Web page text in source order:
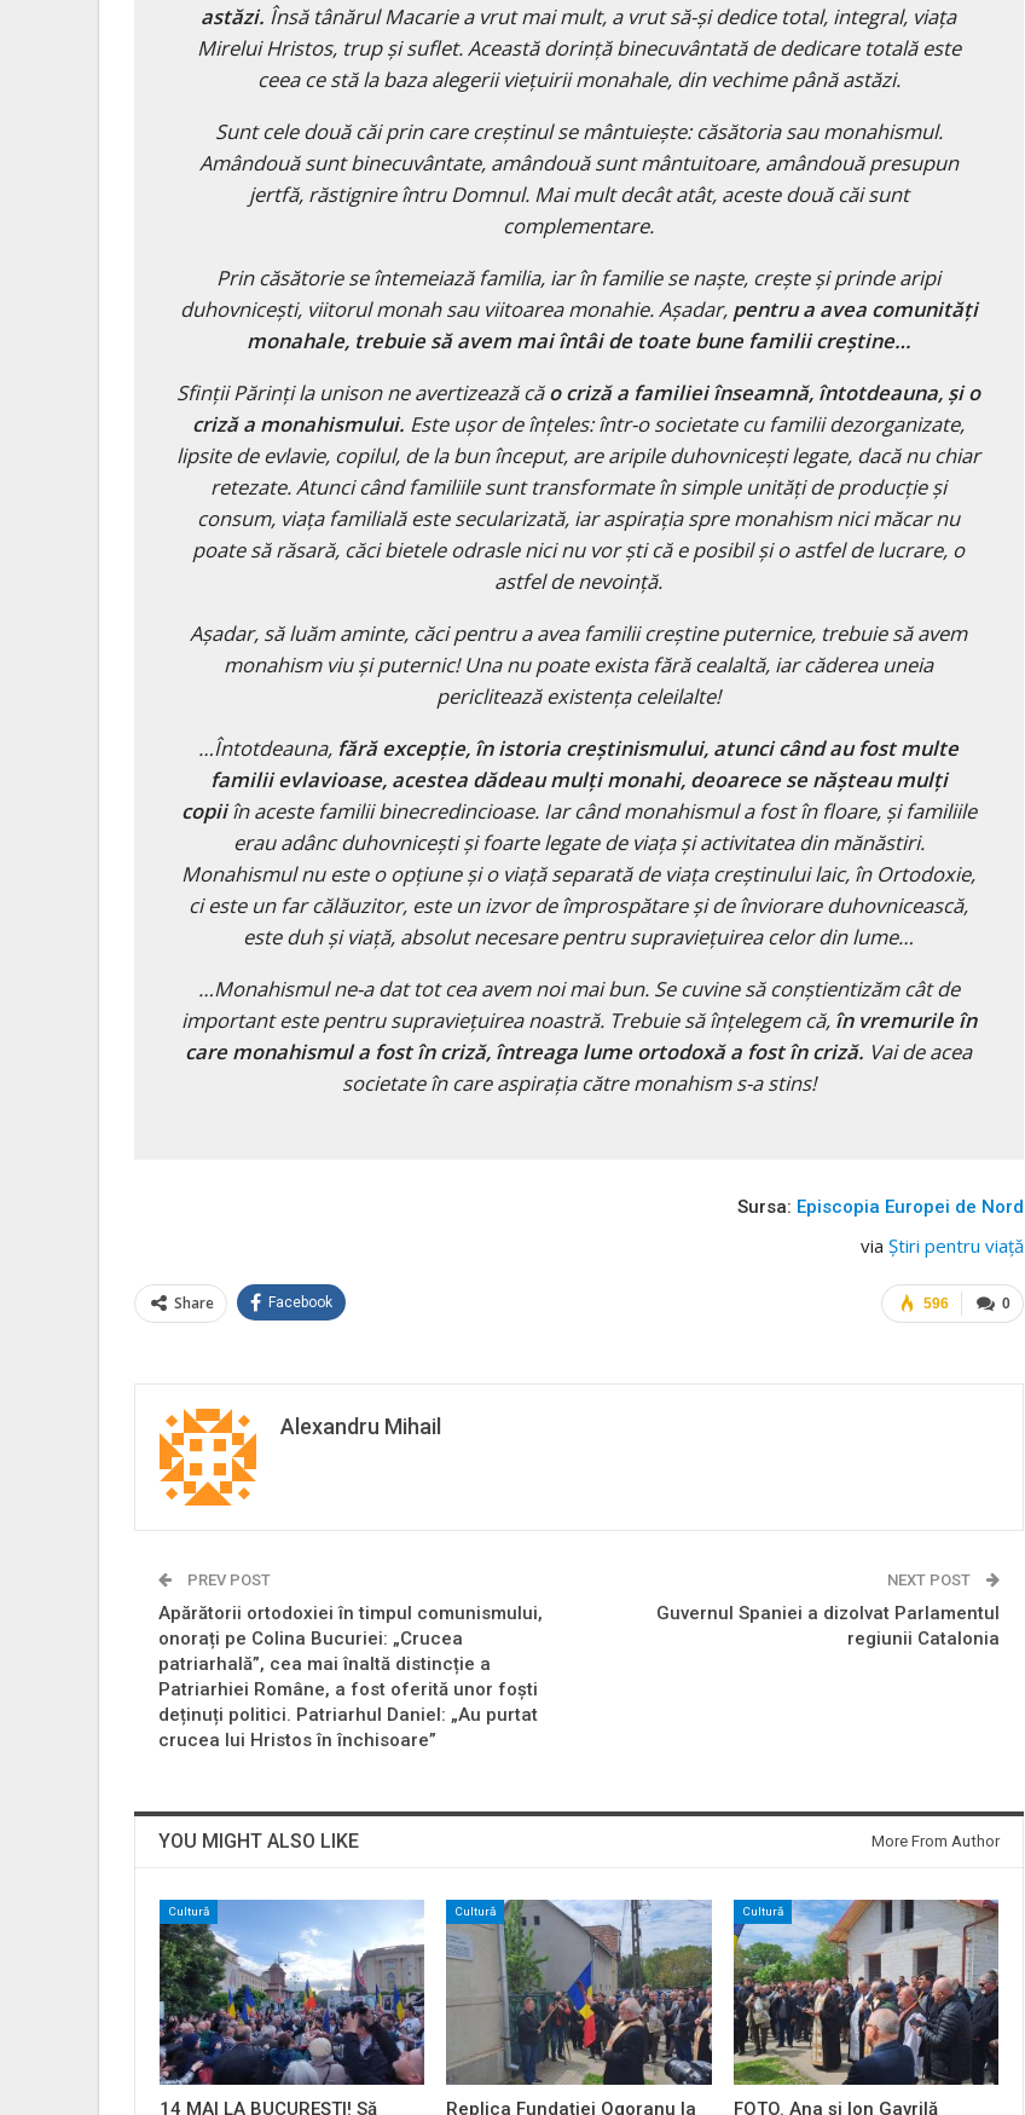
astăzi. Însă tânărul Macarie a vrut mai mult, a vrut să-și dedice total, integral, viața
Mirelui Hristos, trup și suflet. Această dorință binecuvântată de dedicare totală este
ceea ce stă la baza alegerii viețuirii monahale, din vechime până astăzi.
Sunt cele două căi prin care creștinul se mântuiește: căsătoria sau monahismul.
Amândouă sunt binecuvântate, amândouă sunt mântuitoare, amândouă presupun
jertfă, răstignire întru Domnul. Mai mult decât atât, aceste două căi sunt
complementare.
Prin căsătorie se întemeiază familia, iar în familie se naște, crește și prinde aripi
duhovnicești, viitorul monah sau viitoarea monahie. Așadar, pentru a avea comunități
monahale, trebuie să avem mai întâi de toate bune familii creștine…
Sfinții Părinți la unison ne avertizează căo criză a familiei înseamnă, întotdeauna, și o
criză a monahismului. Este ușor de înțeles: într-o societate cu familii dezorganizate,
lipsite de evlavie, copilul, de la bun început, are aripile duhovnicești legate, dacă nu chiar
retezate. Atunci când familiile sunt transformate în simple unități de producție și
consum, viața familială este secularizată, iar aspirația spre monahism nici măcar nu
poate să răsară, căci bietele odrasle nici nu vor ști că e posibil și o astfel de lucrare, o
astfel de nevoință.
Așadar, să luăm aminte, căci pentru a avea familii creștine puternice, trebuie să avem
monahism viu și puternic! Una nu poate exista fără cealaltă, iar căderea uneia
periclitează existența celeilalte!
…Întotdeauna, fără excepție, în istoria creștinismului, atunci când au fost multe
familii evlavioase, acestea dădeau mulți monahi, deoarece se năşteau mulţi
copiiîn aceste familii binecredincioase. Iar când monahismul a fost în floare, și familiile
erau adânc duhovnicești și foarte legate de viața și activitatea din mănăstiri.
Monahismul nu este o opțiune și o viață separată de viața creștinului laic, în Ortodoxie,
ci este un far călăuzitor, este un izvor de împrospătare și de înviorare duhovnicească,
este duh și viață, absolut necesare pentru supraviețuirea celor din lume…
…Monahismul ne-a dat tot cea avem noi mai bun. Se cuvine să conștientizăm cât de
important este pentru supraviețuirea noastră. Trebuie să înțelegem că, în vremurile în
care monahismul a fost în criză, întreaga lume ortodoxă a fost în criză. Vai de acea
societate în care aspirația către monahism s-a stins!
Sursa: Episcopia Europei de Nord
via Ştiri pentru viaţă
0
596
Share Facebook
Alexandru Mihail
PREV POST
Apărătorii ortodoxiei în timpul comunismului,
onorați pe Colina Bucuriei: „Crucea
patriarhală”, cea mai înaltă distincție a
Patriarhiei Române, a fost oferită unor foști
deținuți politici. Patriarhul Daniel: „Au purtat
crucea lui Hristos în închisoare”
NEXT POST
Guvernul Spaniei a dizolvat Parlamentul
regiunii Catalonia
YOU MIGHT ALSO LIKE More From Author
Cultură
14 MAI LA BUCUREȘTI! Să
Cultură
Replica Fundației Ogoranu la
Cultură
FOTO. Ana și Ion Gavrilă